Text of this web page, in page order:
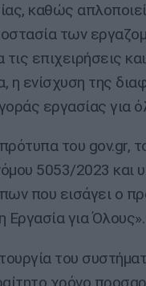
καθώς απλοποιεί
των
επιχειρήσεις
η ενίσχυση της
εργασίας για
του gov.gr,
5053/2023 και
που εισάγει ο
Εργασία για Όλους».
του
χρόνο